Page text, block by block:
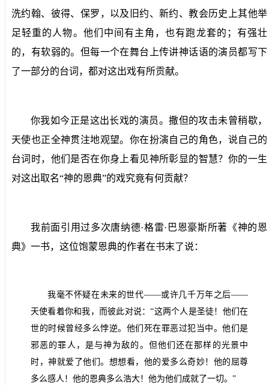
洗约翰、彼得、保罗，以及旧约、新约、教会历史上其他举
足轻重的人物。他们中间有主角，也有跑龙套的；有强壮
的，有软弱的。但每一个在舞台上传讲神话语的演员都写下
了一部分的台词，都对这出戏有所贡献。
你我如今正是这出长戏的演员。撒但的攻击未曾稍歇，
天使也正全神贯注地观望。你在扮演自己的角色，说自己的
台词时，他们是否在你身上看见神所彰显的智慧？你的一生
对这出取名“神的恩典”的戏究竟有何贡献？
我前面引用过多次唐纳德·格雷·巴恩豪斯所著《神的恩
典》一书，这位饱蒙恩典的作者在书末了说：
我毫不怀疑在未来的世代——或许几千万年之后——
天使看着你和我，而彼此对说：“这两个人是圣徒！他们在
世的时候曾经多么悖逆。他们死在罪恶过犯当中。他们是
邪恶的罪人，是与神为敌的。但他们还在那样的光景中
时，神就爱了他们。想想看，他的爱多么奇妙！他的屈尊
多么感人！他的恩典多么浩大！他为他们成就了一切。”